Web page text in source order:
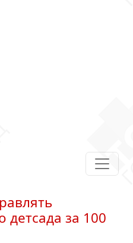
детсада за 100